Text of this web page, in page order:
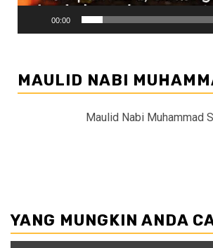
00:00
MAULID NABI
Maulid Nabi Muhammad
YANG MUNGKIN ANDA